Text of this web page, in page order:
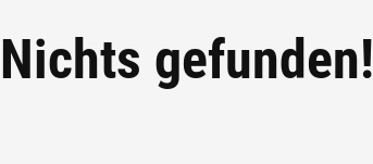
Nichts gefunden!